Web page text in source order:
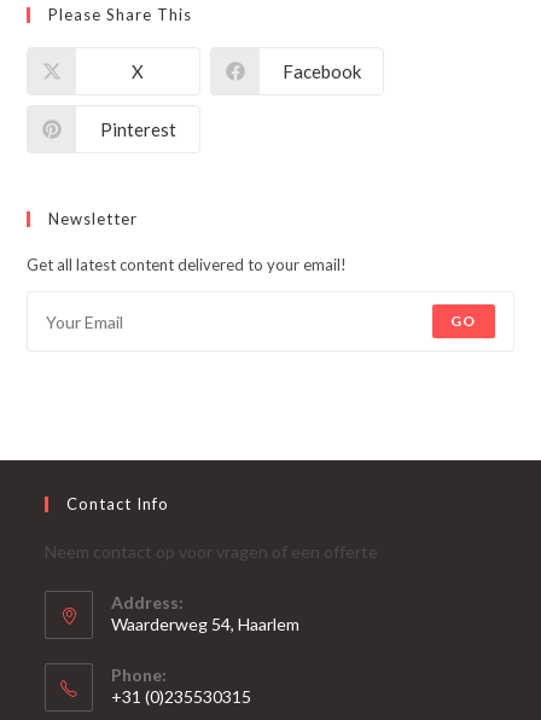
Please Share This
X Facebook
Pinterest
Newsletter
Get all latest content delivered to your email!
GO
Contact Info
Neem contact op voor vragen of een offerte
Address:
Waarderweg 54, Haarlem
Phone:
+31 (0)235530315